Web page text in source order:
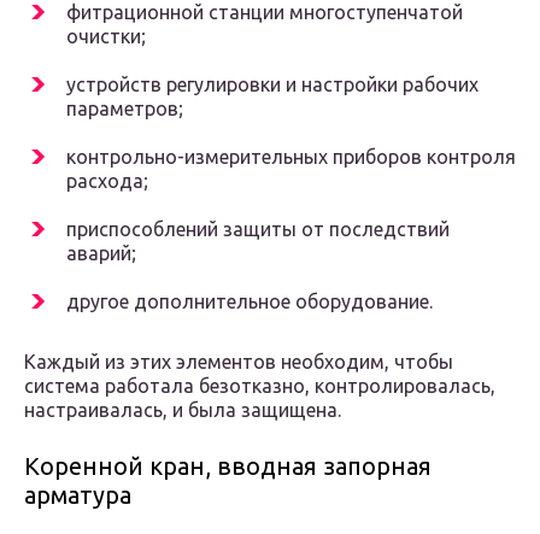
фитрационной станции многоступенчатой
очистки;
устройств регулировки и настройки рабочих
параметров;
контрольно-измерительных приборов контроля
расхода;
приспособлений защиты от последствий
аварий;
другое дополнительное оборудование.
Каждый из этих элементов необходим, чтобы
система работала безотказно, контролировалась,
настраивалась, и была защищена.
Коренной кран, вводная запорная
арматура